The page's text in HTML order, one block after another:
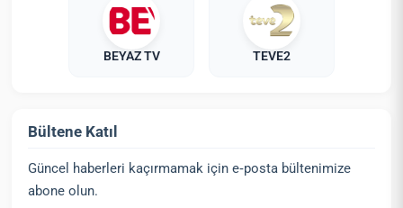
BEYAZ TV TEVE2
Bültene Katıl
Güncel haberleri kaçırmamak için e‑posta bültenimize
abone olun.